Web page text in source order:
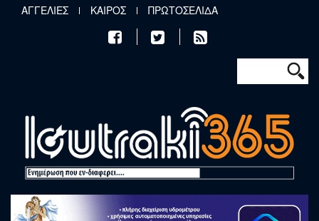
Παράκαμψη προς το κυρίως περιεχόμενο
ΑΓΓΕΛΙΕΣ ΚΑΙΡΟΣ ΠΡΩΤΟΣΕΛΙΔΑ
Φόρμα
Αναζήτηση